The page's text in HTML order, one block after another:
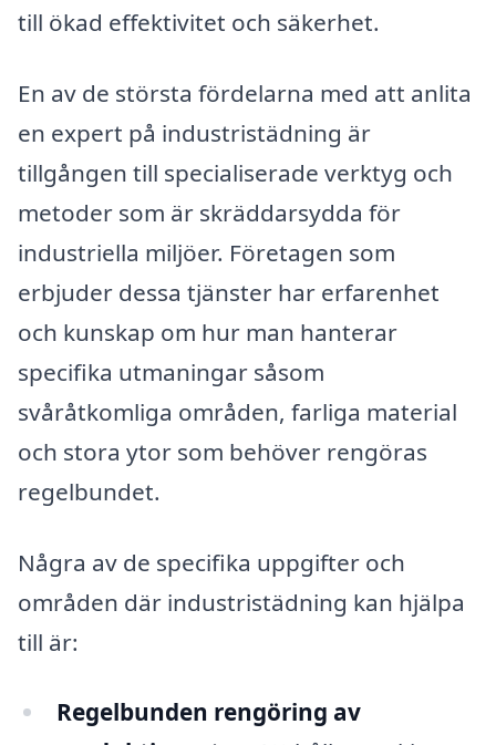
till ökad effektivitet och säkerhet.
En av de största fördelarna med att anlita
en expert på industristädning är
tillgången till specialiserade verktyg och
metoder som är skräddarsydda för
industriella miljöer. Företagen som
erbjuder dessa tjänster har erfarenhet
och kunskap om hur man hanterar
specifika utmaningar såsom
svåråtkomliga områden, farliga material
och stora ytor som behöver rengöras
regelbundet.
Några av de specifika uppgifter och
områden där industristädning kan hjälpa
till är:
Regelbunden rengöring av